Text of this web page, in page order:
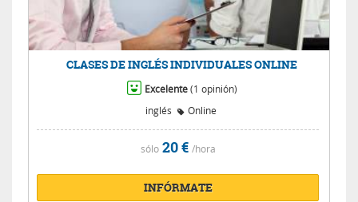
CLASES DE INGLÉS INDIVIDUALES ONLINE
Excelente(1 opinión)
inglés
Online
sólo20 € /hora
INFÓRMATE